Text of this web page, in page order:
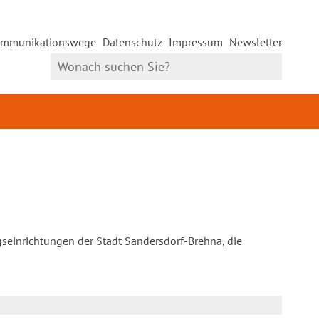
Datenschutz Impressum Newsletter
der Stadt Sandersdorf-Brehna, die